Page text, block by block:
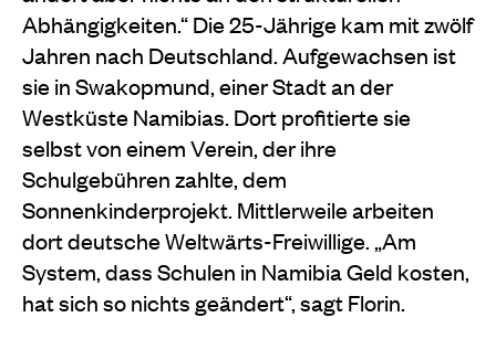
Abhängigkeiten.“ Die 25-Jährige kam mit zwölf
Jahren nach Deutschland. Aufgewachsen ist
sie in Swakopmund, einer Stadt an der
Westküste Namibias. Dort profitierte sie
selbst von einem Verein, der ihre
Schulgebühren zahlte, dem
Sonnenkinderprojekt. Mittlerweile arbeiten
dort deutsche Weltwärts-Freiwillige. „Am
System, dass Schulen in Namibia Geld kosten,
hat sich so nichts geändert“, sagt Florin.